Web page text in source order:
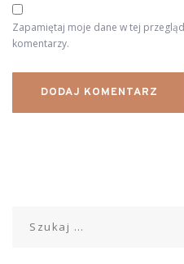
Zapamiętaj moje dane w tej
komentarzy.